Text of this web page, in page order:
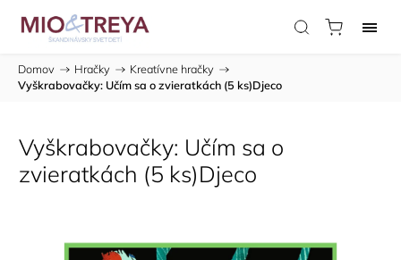
Domov / Hračky / Kreatívne hračky /
Vyškrabovačky: Učím sa o zvieratkách (5 ks)Djeco
Vyškrabovačky: Učím sa o
zvieratkách (5 ks)Djeco